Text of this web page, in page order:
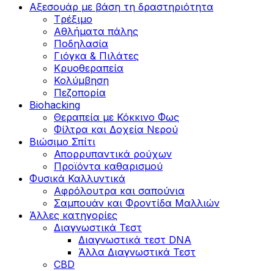
Αξεσουάρ με βάση τη δραστηριότητα
Tρέξιμο
Αθλήματα πάλης
Ποδηλασία
Γιόγκα & Πιλάτες
Κρυοθεραπεία
Κολύμβηση
Πεζοπορία
Biohacking
Θεραπεία με Κόκκινο Φως
Φίλτρα και Δοχεία Νερού
Βιώσιμο Σπίτι
Απορρυπαντικά ρούχων
Προϊόντα καθαρισμού
Φυσικά Καλλυντικά
Αφρόλουτρα και σαπούνια
Σαμπουάν και Φροντίδα Μαλλιών
Άλλες κατηγορίες
Διαγνωστικά Τεστ
Διαγνωστικά τεστ DNA
Άλλα Διαγνωστικά Τεστ
CBD